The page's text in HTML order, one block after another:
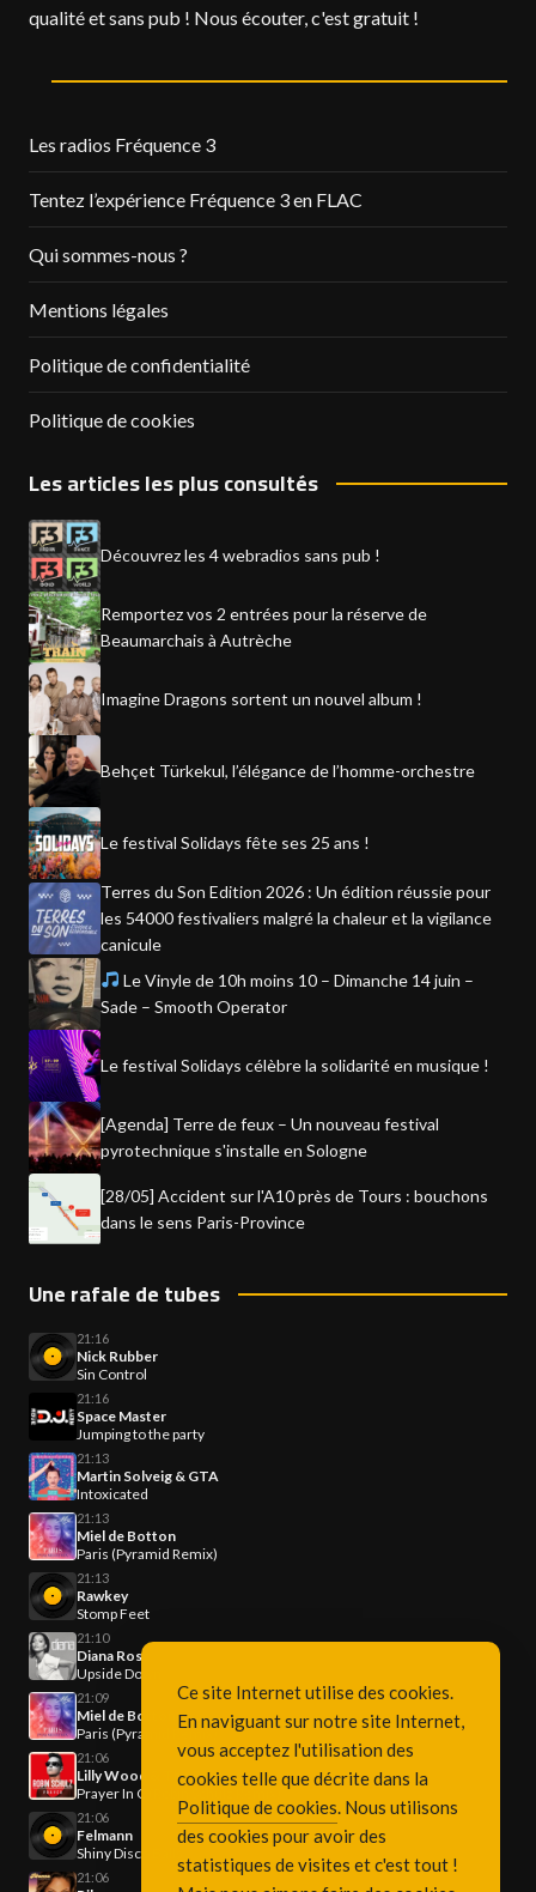
qualité et sans pub ! Nous écouter, c'est gratuit !
Les radios Fréquence 3
Tentez l’expérience Fréquence 3 en FLAC
Qui sommes-nous ?
Mentions légales
Politique de confidentialité
Politique de cookies
Les articles les plus consultés
Découvrez les 4 webradios sans pub !
Remportez vos 2 entrées pour la réserve de
Beaumarchais à Autrèche
Imagine Dragons sortent un nouvel album !
Behçet Türkekul, l’élégance de l’homme-orchestre
Le festival Solidays fête ses 25 ans !
Terres du Son Edition 2026 : Un édition réussie pour
les 54000 festivaliers malgré la chaleur et la vigilance
canicule
Le Vinyle de 10h moins 10 – Dimanche 14 juin –
Sade – Smooth Operator
Le festival Solidays célèbre la solidarité en musique !
[Agenda] Terre de feux – Un nouveau festival
pyrotechnique s'installe en Sologne
[28/05] Accident sur l'A10 près de Tours : bouchons
dans le sens Paris-Province
Une rafale de tubes
21:16
Nick Rubber
Sin Control
21:16
Space Master
Jumping to the party
21:13
Martin Solveig & GTA
Intoxicated
21:13
Miel de Botton
Paris (Pyramid Remix)
21:13
Rawkey
Stomp Feet
21:10
Diana Ross
Upside Down
21:09
Miel de Botton
Paris (Pyramid Remix)
21:06
Lilly Wood & The Prick
Prayer In C (Robin Schulz Remix)
21:06
Felmann
Shiny Disco Balls
21:06
Ce site Internet utilise des cookies.
En naviguant sur notre site Internet,
vous acceptez l'utilisation des
cookies telle que décrite dans la
Politique de cookies. Nous utilisons
des cookies pour avoir des
statistiques de visites et c'est tout !